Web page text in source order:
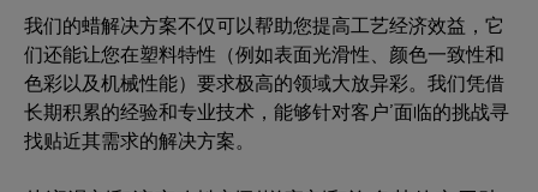
我们的蜡解决方案不仅可以帮助您提高工艺经济效益，它
们还能让您在塑料特性（例如表面光滑性、颜色一致性和
色彩以及机械性能）要求极高的领域大放异彩。我们凭借
长期积累的经验和专业技术，能够针对客户’面临的挑战寻
找贴近其需求的解决方案。